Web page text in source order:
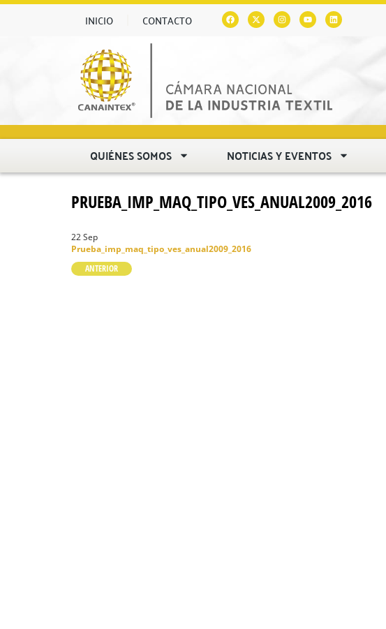
INICIO CONTACTO
QUIÉNES SOMOS NOTICIAS Y EVENTOS
PRUEBA_IMP_MAQ_TIPO_VES_ANUAL2009_2016
22 Sep
Prueba_imp_maq_tipo_ves_anual2009_2016
ANTERIOR